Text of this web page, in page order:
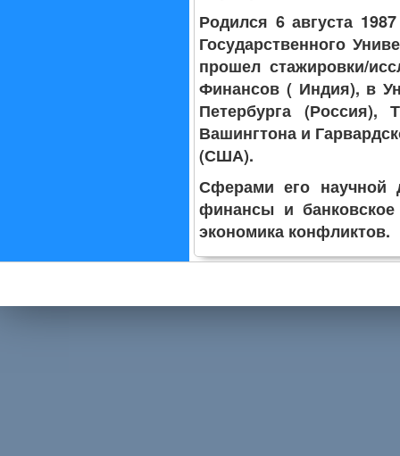
Родился 6 августа
Государственного
прошел стажировки/
Финансов ( Индия), в
Петербурга (Россия),
Вашингтона и
(США).
Сферами его научной
финансы и банковское
экономика конфликтов.